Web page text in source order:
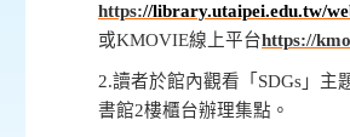
https://library.utaipei.edu.tw/
或KMOVIE線上平台https://
2.讀者於館內觀看「 SDGs 」主
書館2樓櫃台辦理集點。